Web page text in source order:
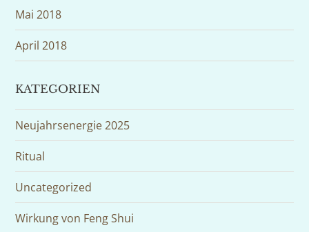
Mai 2018
April 2018
KATEGORIEN
Neujahrsenergie 2025
Ritual
Uncategorized
Wirkung von Feng Shui